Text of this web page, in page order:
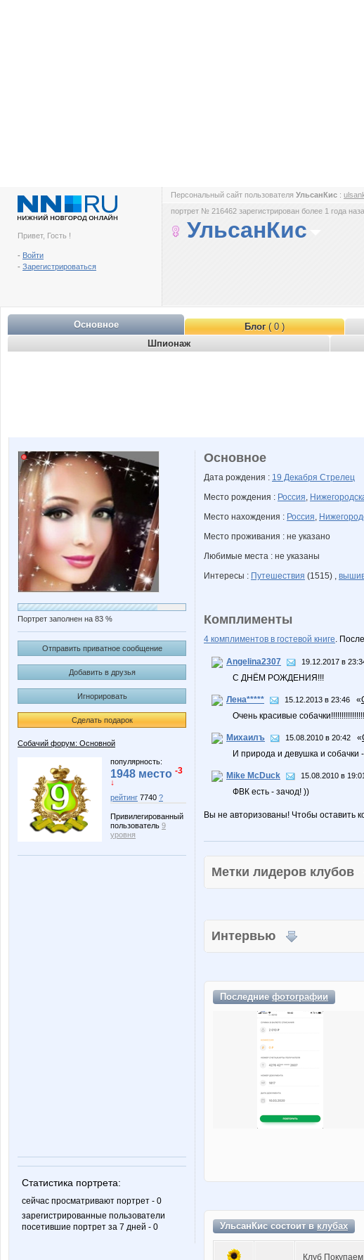
Привет, Гость !
- Войти
- Зарегистрироваться
Персональный сайт пользователя УльсанКис :
портрет № 216462 зарегистрирован более 1 года
УльсанКис
Основное Блог( 0 )
Шпионаж
Портрет заполнен на 83 %
Отправить приватное сообщение
Добавить в друзья
Игнорировать
Сделать подарок
Собачий форум: Основной
популярность:
1948 место -3
↓
рейтинг 7740 ?
Привилегированный
пользователь 9
уровня
Статистика портрета:
сейчас просматривают портрет - 0
зарегистрированные пользователи
посетившие портрет за 7 дней - 0
Основное
Дата рождения : 19 Декабря Стрелец
Место рождения : Россия,
Место нахождения : Россия,
Место проживания : не указано
Любимые места : не указаны
Интересы : Путешествия (1515) ,
Комплименты
4 комплиментов в гостевой книге.
Angelina2307 19.12.2017 в
С ДНЁМ РОЖДЕНИЯ!!!
Лена***** 15.12.2013 в 23:46 «
Очень красивые
Михаилъ 15.08.2010 в 20:42 «
И природа и девушка и собачки
Mike McDuck 15.08.2010 в 19:01
ФВК есть - зачод! ))
Вы не авторизованы! Чтобы оставить
Метки лидеров клубов
Интервью
Последниефотографии
УльсанКис состоит вклубах
Клуб